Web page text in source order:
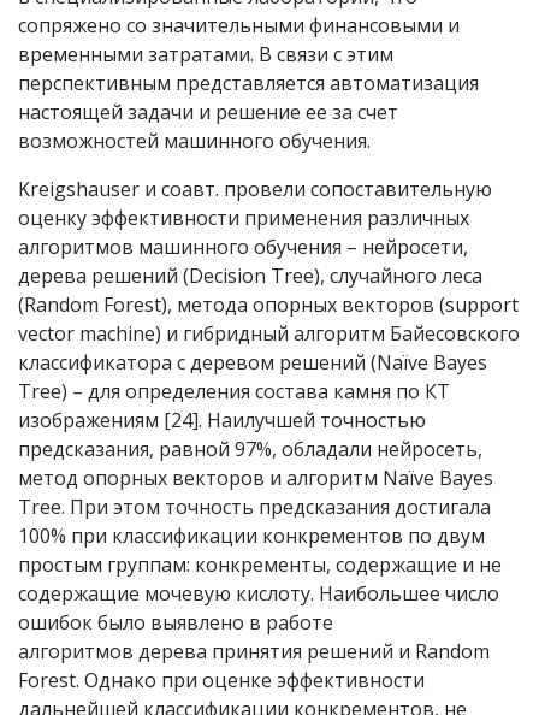
сопряжено со значительными финансовыми и
временными затратами. В связи с этим
перспективным представляется автоматизация
настоящей задачи и решение ее за счет
возможностей машинного обучения.
Kreigshauser и соавт. провели сопоставительную
оценку эффективности применения различных
алгоритмов машинного обучения – нейросети,
дерева решений (Decision Tree), случайного леса
(Random Forest), метода опорных векторов (support
vector machine) и гибридный алгоритм Байесовского
классификатора с деревом решений (Naïve Bayes
Tree) – для определения состава камня по КТ
изображениям [24]. Наилучшей точностью
предсказания, равной 97%, обладали нейросеть,
метод опорных векторов и алгоритм Naïve Bayes
Tree. При этом точность предсказания достигала
100% при классификации конкрементов по двум
простым группам: конкременты, содержащие и не
содержащие мочевую кислоту. Наибольшее число
ошибок было выявлено в работе
алгоритмов дерева принятия решений и Random
Forest. Однако при оценке эффективности
дальнейшей классификации конкрементов, не